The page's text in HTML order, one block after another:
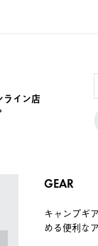
ライン店
GEAR
キャンプギ
める便利な